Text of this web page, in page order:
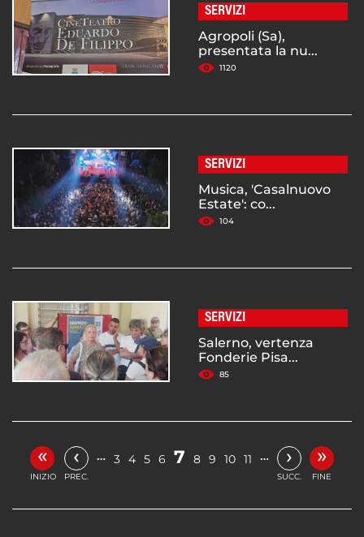
SERVIZI
Agropoli (Sa),
presentata la nu...
1120
SERVIZI
Musica, 'Casalnuovo
Estate': co...
104
SERVIZI
Salerno, vertenza
Fonderie Pisa...
85
«
INIZIO
‹
PREC.
… 3 4 5 6 7 8 9 10 11 … ›
SUCC.
»
FINE